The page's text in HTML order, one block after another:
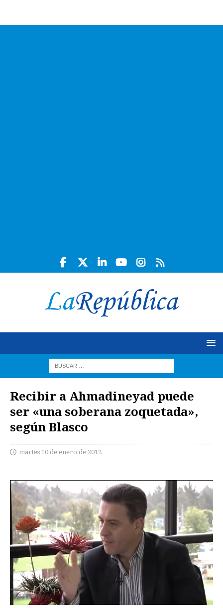
Recibir a Ahmadineyad puede
ser «una soberana zoquetada»,
según Blasco
martes 10 de enero de 2012